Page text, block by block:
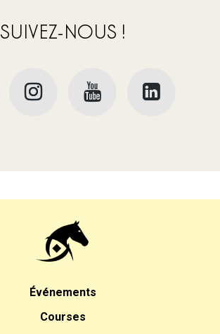
SUIVEZ-NOUS !
Événements
Courses